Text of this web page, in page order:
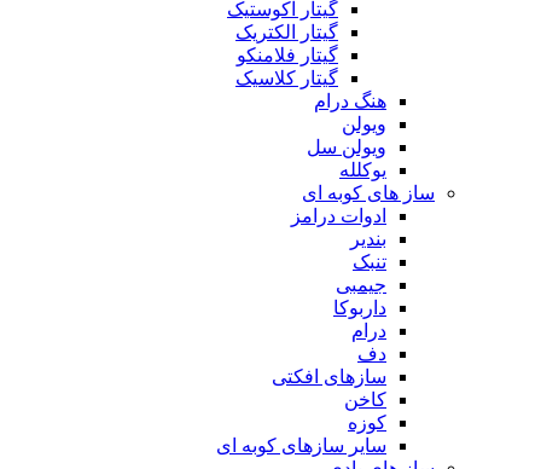
گیتار آکوستیک
گیتار الکتریک
گیتار فلامنکو
گیتار کلاسیک
هنگ درام
ویولن
ویولن سل
یوکلله
ساز های کوبه ای
ادوات درامز
بندیر
تنبک
جیمبی
داربوکا
درام
دف
سازهای افکتی
کاخن
کوزه
سایر سازهای کوبه ای